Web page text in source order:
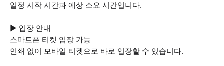
일정 시작 시간과 예상 소요 시간입니다.
▶ 입장 안내
스마트폰 티켓 입장 가능
인쇄 없이 모바일 티켓으로 바로 입장할 수 있습니다.